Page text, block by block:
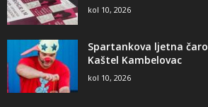
kol 10, 2026
Spartankova ljetna
Kaštel Kambelovac
kol 10, 2026